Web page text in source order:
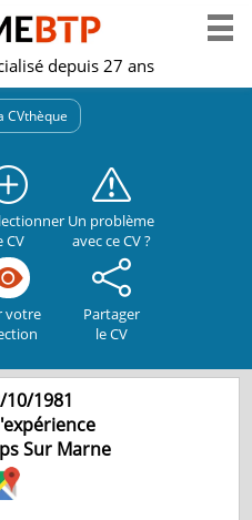
depuis 27 ans
CVthèque
CV
Un problème
avec ce CV ?
votre
Partager
le CV
10/1981
Sur Marne